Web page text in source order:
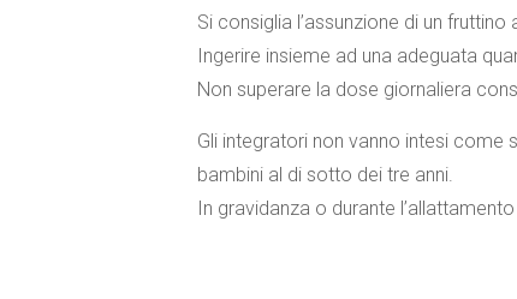
Si consiglia l’assunzione di un
Ingerire insieme ad una adeguata
Non superare la dose giornaliera
Gli integratori non vanno intesi come
bambini al di sotto dei tre anni.
In gravidanza o durante